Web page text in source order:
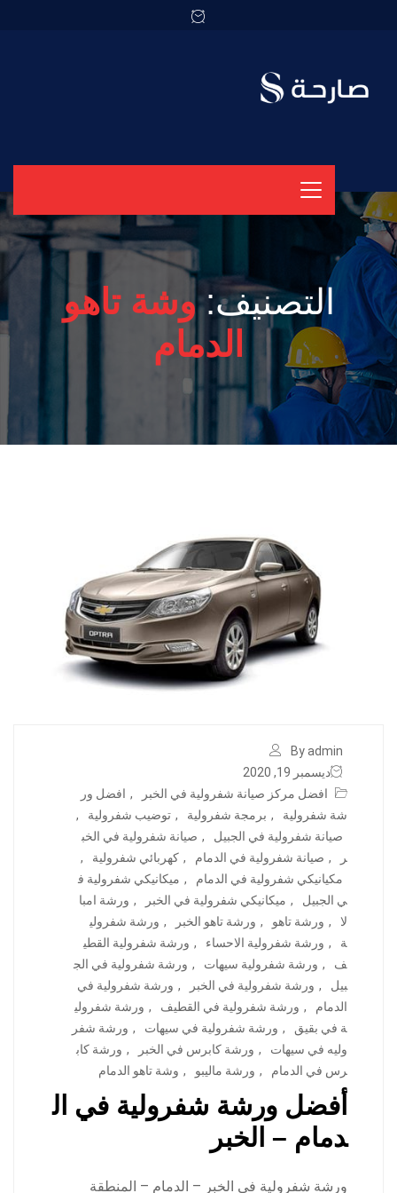
التصنيف:وشة تاهو
الدمام
By admin
ديسمبر 19, 2020
افضل مركز صيانة شفرولية في الخبر
, افضل ور
شة شفرولية
, برمجة شفرولية , توضيب شفرولية
,
صيانة شفرولية في الجبيل
, صيانة شفرولية في الخب
ر
, صيانة شفرولية في الدمام , كهربائي شفرولية
,
مكيانيكي شفرولية في الدمام
, ميكانيكي شفرولية ف
ي الجبيل
, ميكانيكي شفرولية في الخبر , ورشة امبا
لا
, ورشة تاهو , ورشة تاهو الخبر , ورشة شفرولي
ة
, ورشة شفرولية الاحساء , ورشة شفرولية القطي
ف
, ورشة شفرولية سيهات , ورشة شفرولية في الج
بيل
, ورشة شفرولية في الخبر , ورشة شفرولية في
الدمام
, ورشة شفرولية في القطيف , ورشة شفرولي
ة في بقيق
, ورشة شفرولية في سيهات , ورشة شفر
وليه في سيهات
, ورشة كابرس في الخبر , ورشة كاب
رس في الدمام
, ورشة ماليبو , وشة تاهو الدمام
أفضل ورشة شفرولية في ال
دمام – الخبر
ورشة شفرولية في الخبر – الدمام – المنطقة